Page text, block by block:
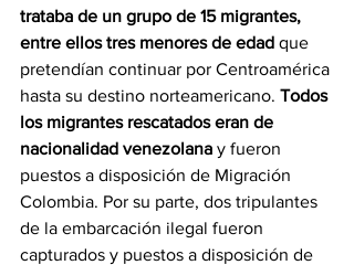
trataba de un grupo de 15 migrantes,
entre ellos tres menores de edad que
pretendían continuar por Centroamérica
hasta su destino norteamericano. Todos
los migrantes rescatados eran de
nacionalidad venezolana y fueron
puestos a disposición de Migración
Colombia. Por su parte, dos tripulantes
de la embarcación ilegal fueron
capturados y puestos a disposición de